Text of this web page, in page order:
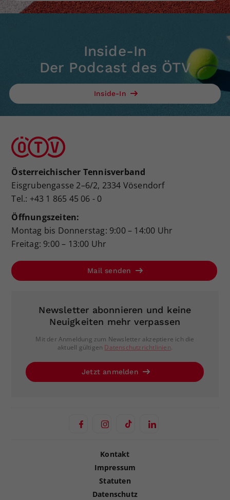
Inside-In
Der Podcast des ÖTV
Inside-In
Österreichischer Tennisverband
Eisgrubengasse 2–6/2, 2334 Vösendorf
Tel.: +43 1 865 45 06 - 0
Öffnungszeiten:
Montag bis Donnerstag: 9:00 – 14:00 Uhr
Freitag: 9:00 – 13:00 Uhr
Mail senden
Newsletter abonnieren und keine
Neuigkeiten mehr verpassen
Mit der Anmeldung zum Newsletter akzeptiere ich die
aktuell gültigen Datenschutzrichtlinien.
Jetzt anmelden
Kontakt
Impressum
Statuten
Datenschutz